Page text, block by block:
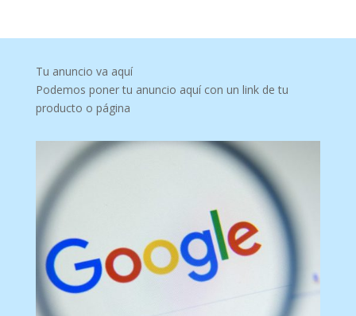
Tu anuncio va aquí
Podemos poner tu anuncio aquí con un link de tu
producto o página